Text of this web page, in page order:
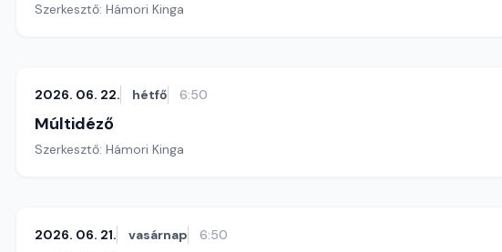
Szerkesztő: Hámori Kinga
2026. 06. 22. hétfő 6:50
Múltidéző
Szerkesztő: Hámori Kinga
2026. 06. 21. vasárnap 6:50